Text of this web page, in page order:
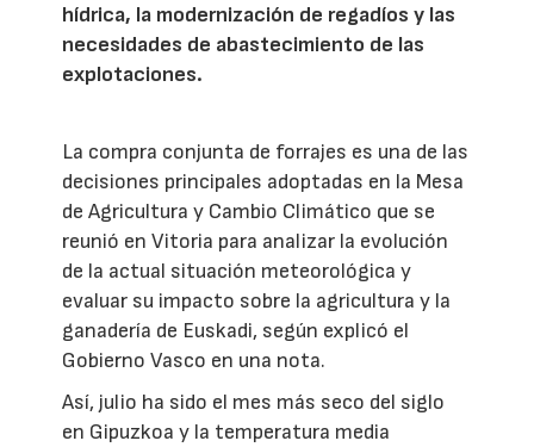
hídrica, la modernización de regadíos y las
necesidades de abastecimiento de las
explotaciones.
La compra conjunta de forrajes es una de las
decisiones principales adoptadas en la Mesa
de Agricultura y Cambio Climático que se
reunió en Vitoria para analizar la evolución
de la actual situación meteorológica y
evaluar su impacto sobre la agricultura y la
ganadería de Euskadi, según explicó el
Gobierno Vasco en una nota.
Así, julio ha sido el mes más seco del siglo
en Gipuzkoa y la temperatura media